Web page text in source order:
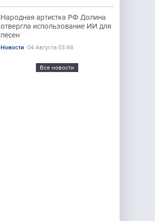
Народная артистка РФ Долина
отвергла использование ИИ для
песен
Новости 04 Августа 03:48
Все новости